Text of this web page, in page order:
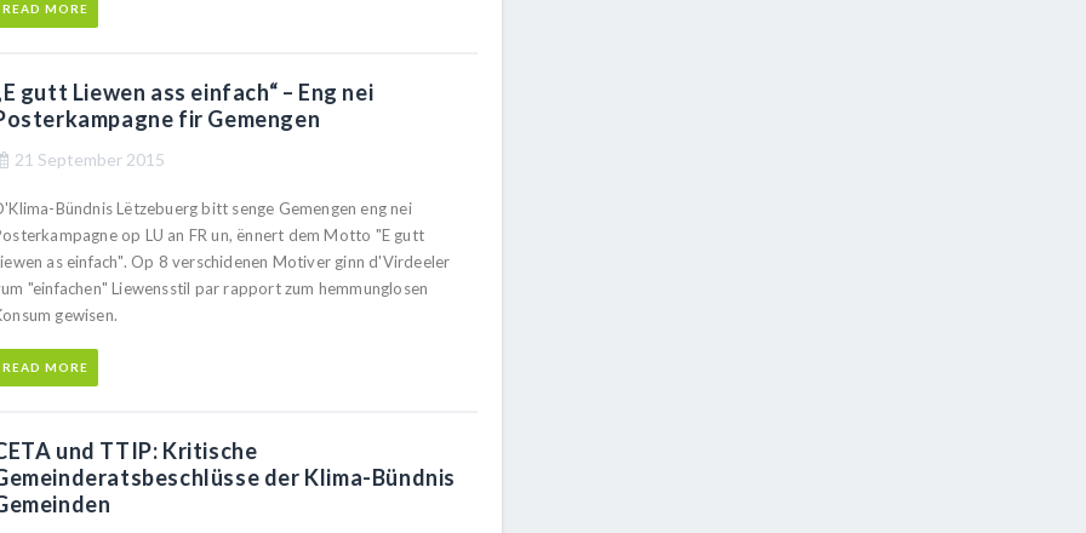
READ MORE
gutt Liewen ass einfach“ – Eng nei
fir Gemengen
21 September 2015
Bündnis Lëtzebuerg bitt senge Gemengen eng nei
op LU an FR un, ënnert dem Motto "E gutt
as einfach". Op 8 verschidenen Motiver ginn d'Virdeeler
"einfachen" Liewensstil par rapport zum hemmunglosen
gewisen.
READ MORE
und TTIP: Kritische
der Klima-Bündnis